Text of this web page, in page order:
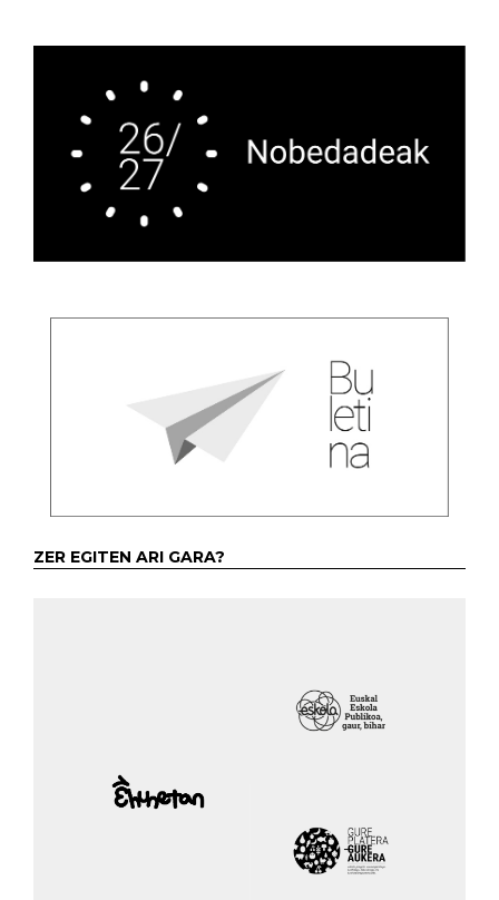
ZER EGITEN ARI GARA?